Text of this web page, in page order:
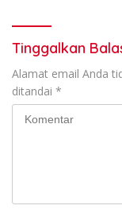
Tinggalkan
Alamat email Anda
ditandai *